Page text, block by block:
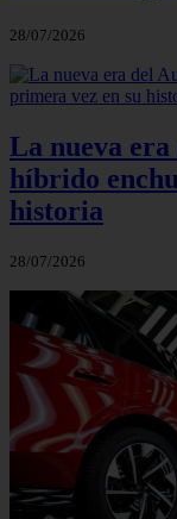
28/07/2026
La nueva
híbrido
historia
28/07/2026